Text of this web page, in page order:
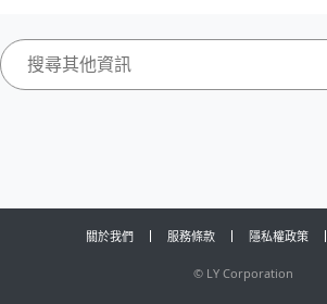
關於我們 服務條款 隱私權政策
© LY Corporation